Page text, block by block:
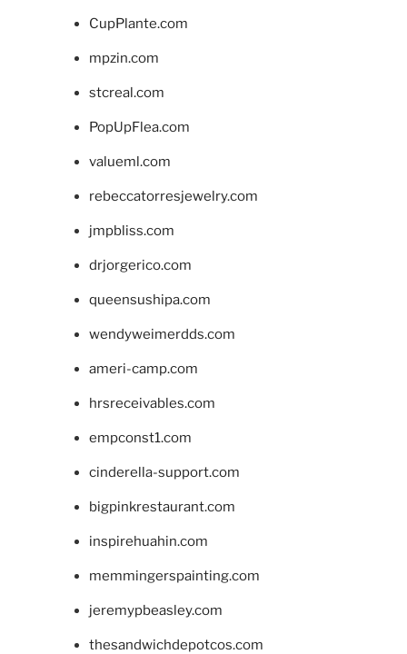
CupPlante.com
mpzin.com
stcreal.com
PopUpFlea.com
valueml.com
rebeccatorresjewelry.com
jmpbliss.com
drjorgerico.com
queensushipa.com
wendyweimerdds.com
ameri-camp.com
hrsreceivables.com
empconst1.com
cinderella-support.com
bigpinkrestaurant.com
inspirehuahin.com
memmingerspainting.com
jeremypbeasley.com
thesandwichdepotcos.com